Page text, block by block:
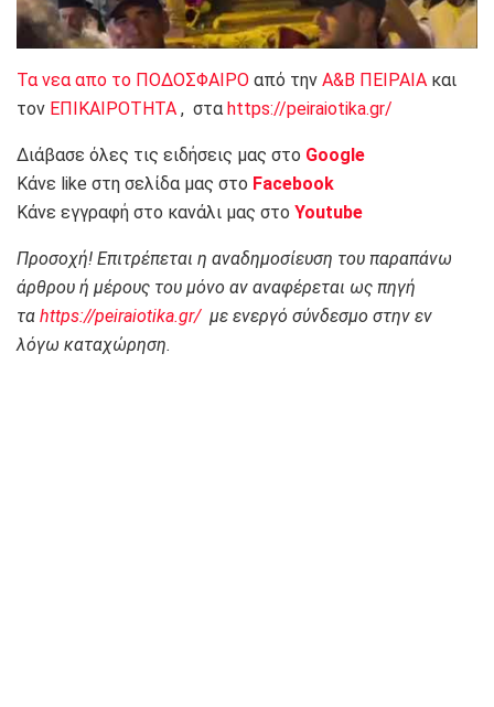
Τα νεα απο το ΠΟΔΟΣΦΑΙΡΟ από την Α&Β ΠΕΙΡΑΙΑ και
τον ΕΠΙΚΑΙΡΟΤΗΤΑ , στα https://peiraiotika.gr/
Διάβασε όλες τις ειδήσεις μας στο Google
Κάνε like στη σελίδα μας στο Facebook
Κάνε εγγραφή στο κανάλι μας στο Youtube
Προσοχή! Επιτρέπεται η αναδημοσίευση του παραπάνω
άρθρου ή μέρους του μόνο αν αναφέρεται ως πηγή
τα https://peiraiotika.gr/με ενεργό σύνδεσμο στην εν
λόγω καταχώρηση.